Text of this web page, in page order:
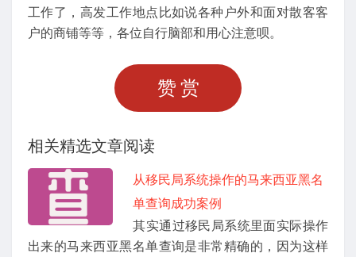
工作了，高发工作地点比如说各种户外和面对散客客
户的商铺等等，各位自行脑部和用心注意呗。
赞赏
相关精选文章阅读
从移民局系统操作的马来西亚黑名
单查询成功案例
其实通过移民局系统里面实际操作
出来的马来西亚黑名单查询是非常精确的，因为这样